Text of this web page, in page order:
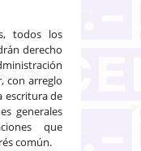
todos los
derecho
con arreglo
escritura de
generales
que
común.